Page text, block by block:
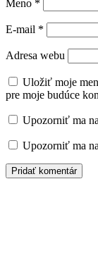
Meno *
E-mail *
Adresa webu
Uložiť moje
pre moje budúce
Upozorniť ma
Upozorniť ma